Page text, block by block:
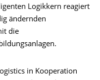
Logikkern reagiert
ändernden
die
in Kooperation